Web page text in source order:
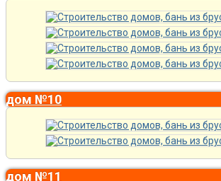
дом №10
дом №11